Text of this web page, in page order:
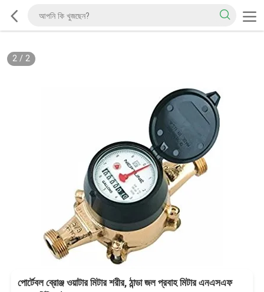
2/ 2
পোর্টেবল ব্রোঞ্জ ওয়াটার মিটার শরীর, ঠান্ডা জল প্রবাহ মিটার এনএসএফ